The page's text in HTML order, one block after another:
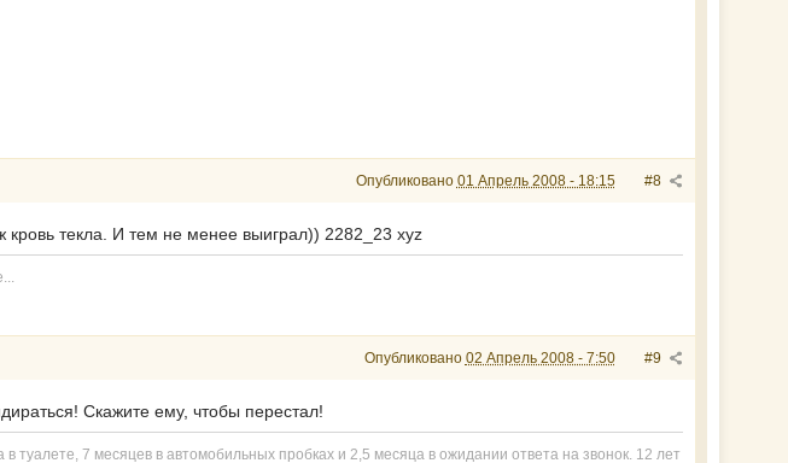
#8
Опубликовано 01 Апрель 2008 - 18:15
текла. И тем не менее выиграл)) 2282_23 xyz
#9
Опубликовано 02 Апрель 2008 - 7:50
Скажите ему, чтобы перестал!
туалете, 7 месяцев в автомобильных пробках и 2,5 месяца в ожидании ответа на звонок. 12 лет